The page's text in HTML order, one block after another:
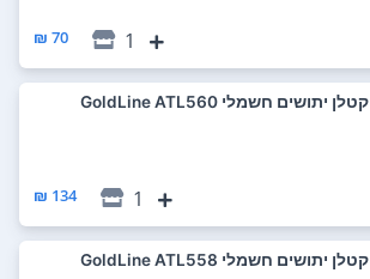
1
70 ₪
‏קטלן יתושים חשמלי GoldLine ATL560
1
134 ₪
‏קטלן יתושים חשמלי GoldLine ATL558